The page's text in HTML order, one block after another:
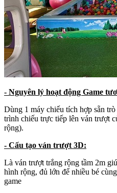
- Nguyên lý hoạt động Game
Dùng 1 máy chiếu tích hợp sẵn
trình chiếu trực tiếp lên ván trượt
rộng).
- Cấu tạo ván trượt 3D:
Là ván trượt trắng rộng tầm 2m
hình rộng, đủ lớn để nhiều bé
game